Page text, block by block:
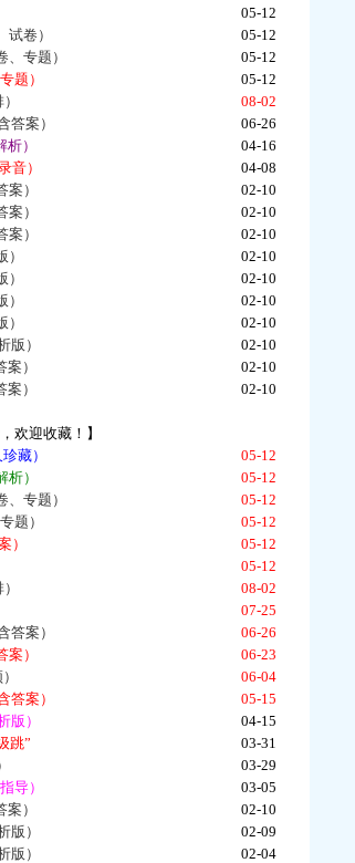
05-12
卷）
05-12
专题）
05-12
题）
05-12
08-02
答案）
06-26
）
04-16
音）
04-08
）
02-10
）
02-10
）
02-10
02-10
02-10
02-10
02-10
版）
02-10
）
02-10
）
02-10
欢迎收藏！】
藏）
05-12
）
05-12
专题）
05-12
题）
05-12
）
05-12
05-12
08-02
07-25
答案）
06-26
）
06-23
06-04
答案）
05-15
版）
04-15
跳”
03-31
03-29
导）
03-05
）
02-10
版）
02-09
版） 02-04